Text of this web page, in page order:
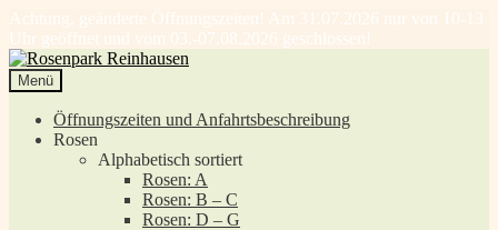
Achtung, geänderte Öffnungszeiten! Am 31.07.2026 nur von 10-13
Uhr geöffnet und vom 03.-07.08.2026 geschlossen!
Zur
Navigation
springen
Zum
Inhalt
springen
Menü
Öffnungszeiten und Anfahrtsbeschreibung
Rosen
Alphabetisch sortiert
Rosen: A
Rosen: B – C
Rosen: D – G